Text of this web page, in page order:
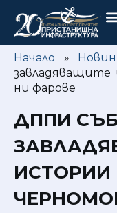
Начало »
ни фарове
ДППИ
ИСТОРИИ